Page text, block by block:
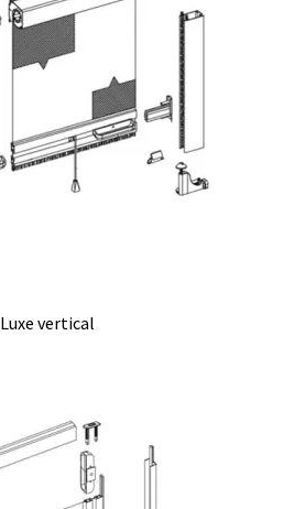
Luxe vertical